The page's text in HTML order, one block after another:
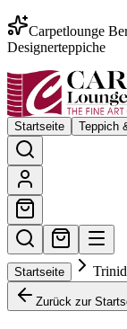
Carpetlounge
Designerteppiche
Startseite Teppich
Startseite
Zurück zur